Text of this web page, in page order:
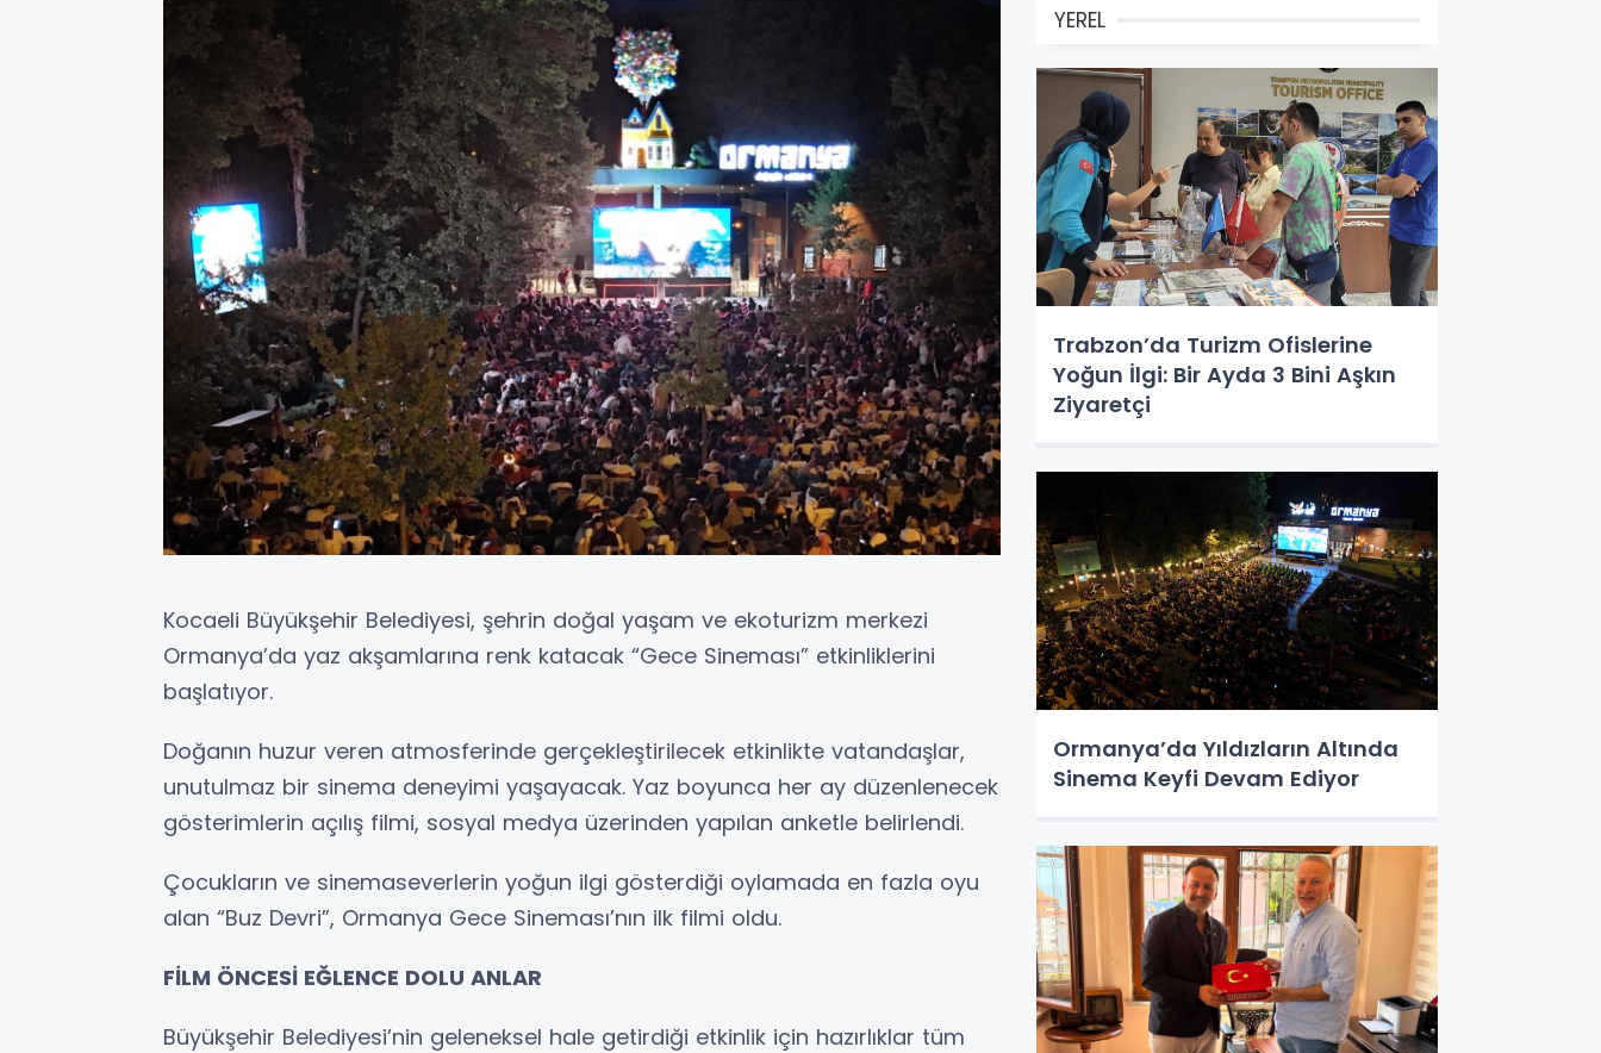
Kocaeli Büyükşehir Belediyesi, şehrin doğal yaşam ve ekoturizm merkezi
Ormanya’da yaz akşamlarına renk katacak “Gece Sineması” etkinliklerini
başlatıyor.
Doğanın huzur veren atmosferinde gerçekleştirilecek etkinlikte vatandaşlar,
unutulmaz bir sinema deneyimi yaşayacak. Yaz boyunca her ay düzenlenecek
gösterimlerin açılış filmi, sosyal medya üzerinden yapılan anketle belirlendi.
Çocukların ve sinemaseverlerin yoğun ilgi gösterdiği oylamada en fazla oyu
alan “Buz Devri”, Ormanya Gece Sineması’nın ilk filmi oldu.
FİLM ÖNCESİ EĞLENCE DOLU ANLAR
Büyükşehir Belediyesi’nin geleneksel hale getirdiği etkinlik için hazırlıklar tüm
YEREL
Trabzon’da Turizm Ofislerine
Yoğun İlgi: Bir Ayda 3 Bini Aşkın
Ziyaretçi
Ormanya’da Yıldızların Altında
Sinema Keyfi Devam Ediyor